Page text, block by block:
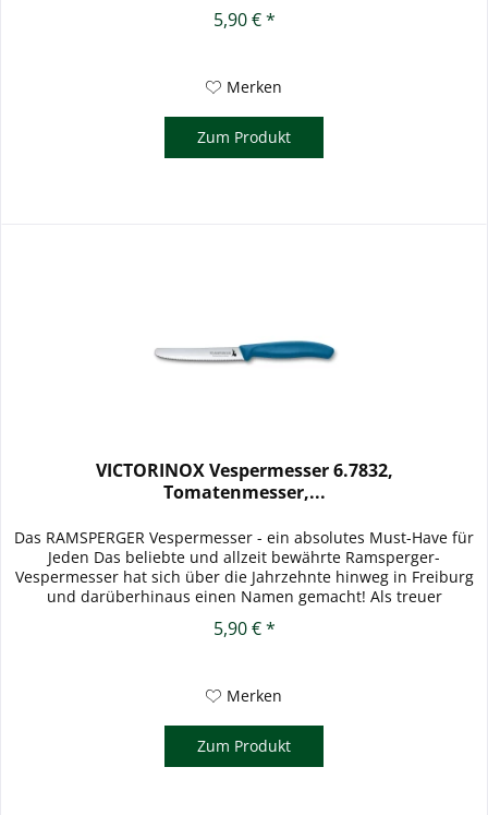
5,90 € *
Merken
Zum Produkt
VICTORINOX Vespermesser 6.7832,
Tomatenmesser,...
Das RAMSPERGER Vespermesser - ein absolutes Must-Have für
Jeden Das beliebte und allzeit bewährte Ramsperger-
Vespermesser hat sich über die Jahrzehnte hinweg in Freiburg
und darüberhinaus einen Namen gemacht! Als treuer
5,90 € *
Merken
Zum Produkt